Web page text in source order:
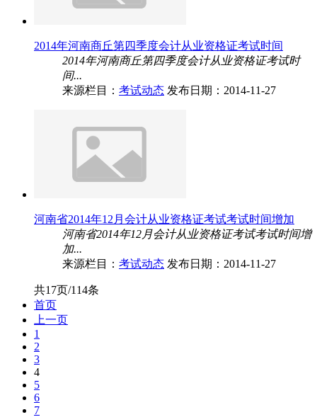
2014年河南商丘第四季度会计从业资格证考试时间
2014年河南商丘第四季度会计从业资格证考试时
间...
来源栏目： 考试动态 发布日期：2014-11-27
河南省2014年12月会计从业资格证考试考试时间增加
河南省2014年12月会计从业资格证考试考试时间增
加...
来源栏目： 考试动态 发布日期：2014-11-27
共17页/114条
首页
上一页
1
2
3
4
5
6
7